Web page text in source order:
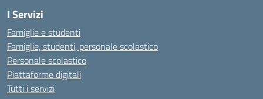
I Servizi
Famiglie e studenti
Famiglie, studenti, personale scolastico
Personale scolastico
Piattaforme digitali
Tutti i servizi